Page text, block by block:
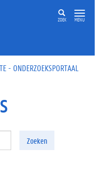
ZOEK MENU
- ONDERZOEKSPORTAAL
Zoeken